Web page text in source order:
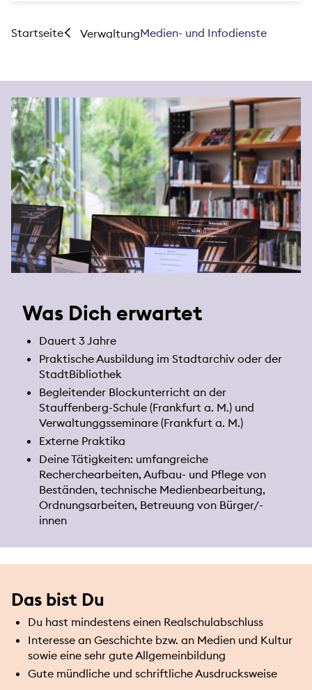
Startseite VerwaltungMedien- und Infodienste
Was Dich erwartet
Dauert 3 Jahre
Praktische Ausbildung im Stadtarchiv oder der
StadtBibliothek
Begleitender Blockunterricht an der
Stauffenberg-Schule (Frankfurt a. M.) und
Verwaltunggsseminare (Frankfurt a. M.)
Externe Praktika
Deine Tätigkeiten: umfangreiche
Recherchearbeiten, Aufbau- und Pflege von
Beständen, technische Medienbearbeitung,
Ordnungsarbeiten, Betreuung von Bürger/-
innen
Das bist Du
Du hast mindestens einen Realschulabschluss
Interesse an Geschichte bzw. an Medien und Kultur
sowie eine sehr gute Allgemeinbildung
Gute mündliche und schriftliche Ausdrucksweise